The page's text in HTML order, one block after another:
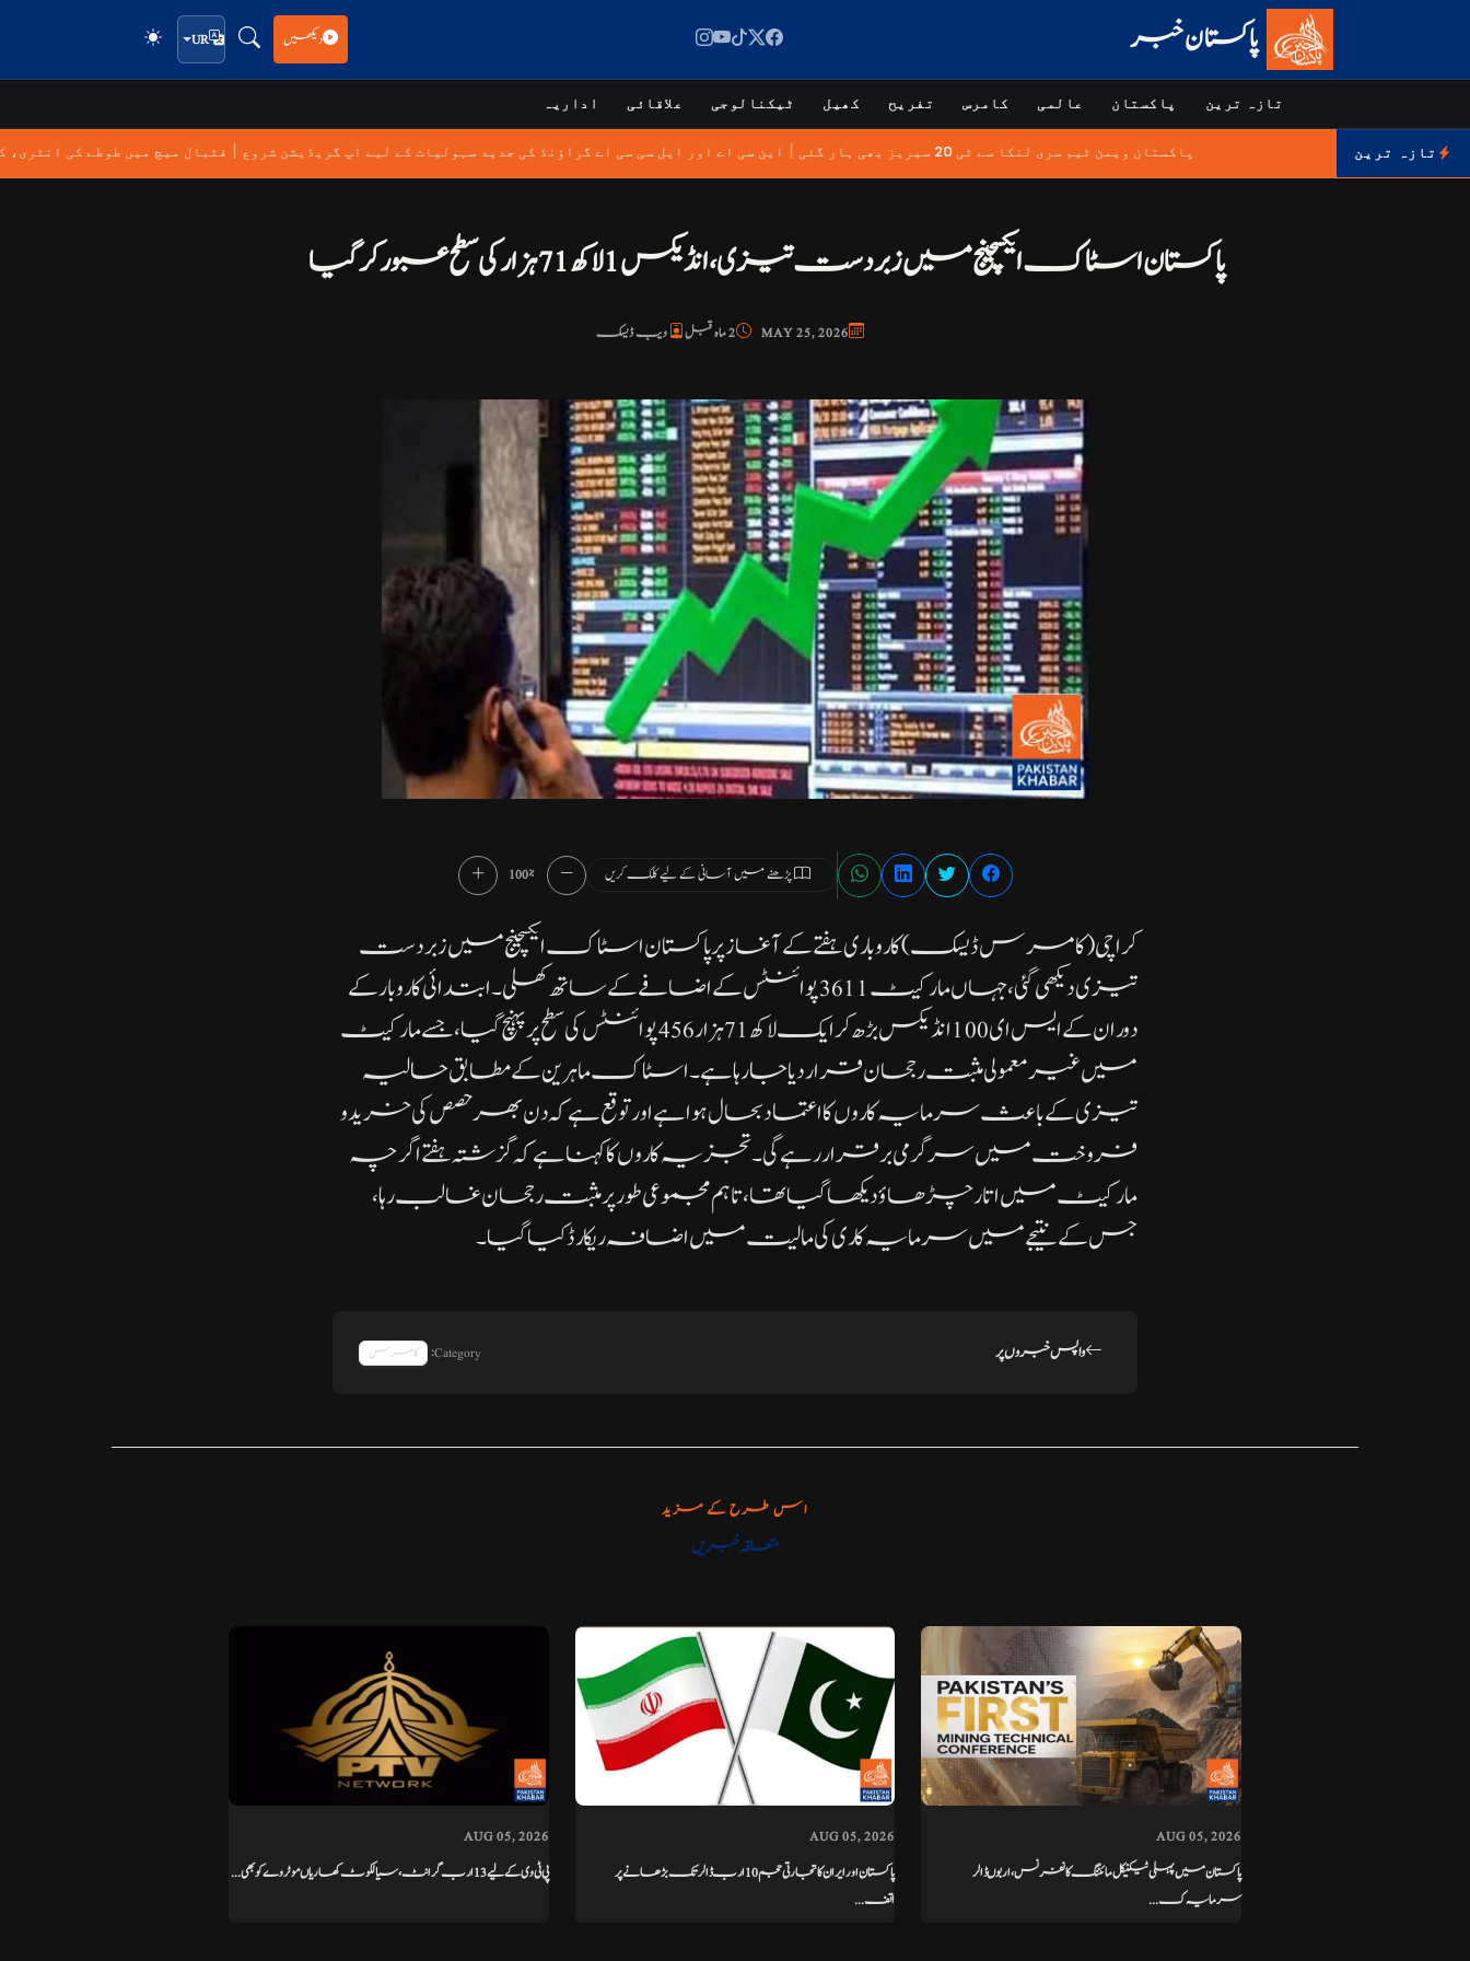
پاکستان خبر دیکھیں UR
تازہ ترین پاکستان عالمی کامرس تفریح کھیل ٹیکنالوجی علاقائی اداریہ
تازہ ترین فٹبال میچ میں طوطے کی | این سی اے اور ایل سی سی اے گراؤنڈ کی جدید سہولیات کے لیے اپ گریڈیشن شروع | پاکستان ویمن ٹیم سری لنکا سے ٹی 20 سیریز بھی ہار گئی
پاکستان اسٹاک ایکسچینج میں زبردست تیزی، انڈیکس 1 لاکھ 71 ہزار کی سطح عبور کر گیا
MAY 25, 2026 2 ماہ قبل ویب ڈیسک
پڑھنے میں آسانی کے لیے کلک کریں 100%
کراچی ( کامرس ڈیسک) کاروباری ہفتے کے آغاز پر پاکستان اسٹاک ایکسچینج میں زبردست
تیزی دیکھی گئی، جہاں مارکیٹ 3611 پوائنٹس کے اضافے کے ساتھ کھلی۔ابتدائی کاروبار کے
دوران کے ایس ای 100 انڈیکس بڑھ کر ایک لاکھ 71 ہزار 456 پوائنٹس کی سطح پر پہنچ گیا، جسے مارکیٹ
میں غیر معمولی مثبت رجحان قرار دیا جا رہا ہے۔اسٹاک ماہرین کے مطابق حالیہ
تیزی کے باعث سرمایہ کاروں کا اعتماد بحال ہوا ہے اور توقع ہے کہ دن بھر حصص کی خرید و
فروخت میں سرگرمی برقرار رہے گی۔تجزیہ کاروں کا کہنا ہے کہ گزشتہ ہفتے اگرچہ
مارکیٹ میں اتار چڑھاؤ دیکھا گیا تھا، تاہم مجموعی طور پر مثبت رجحان غالب رہا،
جس کے نتیجے میں سرمایہ کاری کی مالیت میں اضافہ ریکارڈ کیا گیا۔
واپس خبروں پر Category: کامرس
اس طرح کے مزید
متعلقہ خبریں
AUG 05, 2026
پاکستان میں پہلی ٹیکنیکل مائننگ کانفرنس، اربوں ڈالر
سرمایہ ک...
AUG 05, 2026
پاکستان اور ایران کا تجارتی حجم 10 ارب ڈالر تک بڑھانے پر
اتف...
AUG 05, 2026
پی ٹی وی کے لیے 13 ارب گرانٹ، سیالکوٹ کھاریاں موٹروے کو بھی...